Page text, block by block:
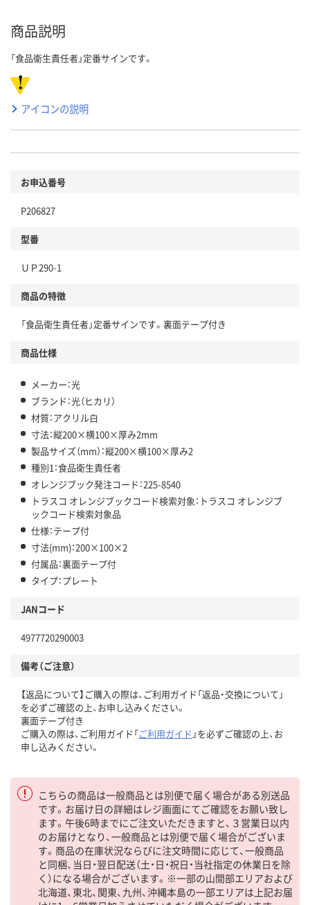
商品説明
「食品衛生責任者」定番サインです。
アイコンの説明
お申込番号
P206827
型番
ＵＰ290-1
商品の特徴
「食品衛生責任者」定番サインです。裏面テープ付き
商品仕様
メーカー：光
ブランド：光（ヒカリ）
材質：アクリル白
寸法：縦200×横100×厚み2mm
製品サイズ（mm）：縦200×横100×厚み2
種別1：食品衛生責任者
オレンジブック発注コード：225-8540
トラスコ オレンジブックコード検索対象：トラスコ オレンジブ
ックコード検索対象品
仕様：テープ付
寸法(mm)：200×100×2
付属品：裏面テープ付
タイプ：プレート
JANコード
4977720290003
備考（ご注意）
【返品について】ご購入の際は、ご利用ガイド「返品・交換について」
を必ずご確認の上、お申し込みください。
裏面テープ付き
ご購入の際は、ご利用ガイド「ご利用ガイド 」を必ずご確認の上、お
申し込みください。
こちらの商品は一般商品とは別便で届く場合がある別送品
です。お届け日の詳細はレジ画面にてご確認をお願い致し
ます。午後6時までにご注文いただきますと、３営業日以内
のお届けとなり、一般商品とは別便で届く場合がございま
す。商品の在庫状況ならびに注文時間に応じて、一般商品
と同梱、当日・翌日配送（土・日・祝日・当社指定の休業日を除
く）になる場合がございます。※一部の山間部エリアおよび
北海道、東北、関東、九州、沖縄本島の一部エリアは上記お届